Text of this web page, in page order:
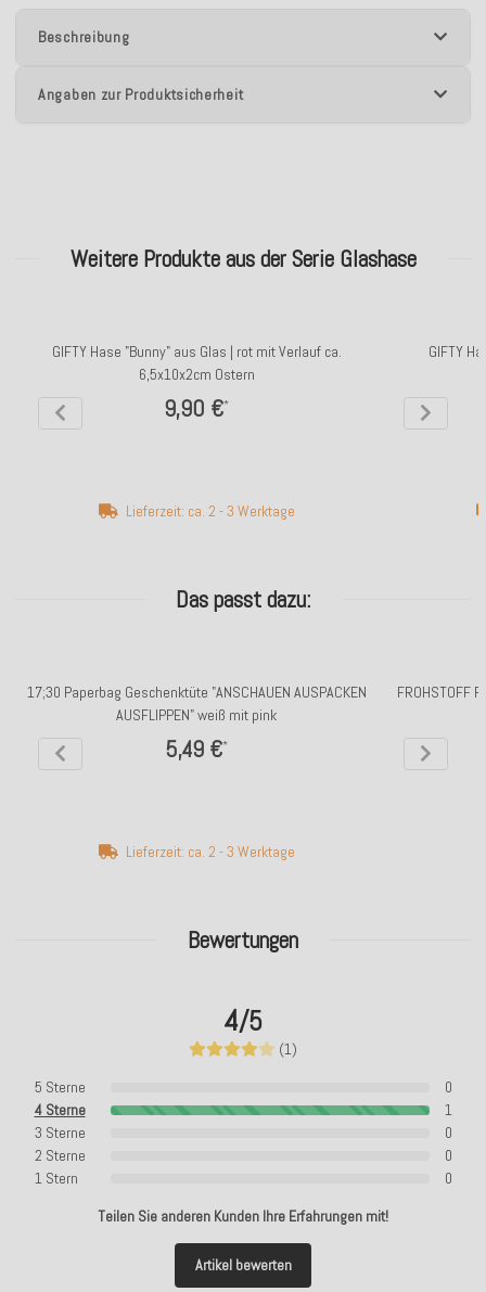
Beschreibung
Angaben zur Produktsicherheit
Bewertungen
4/5
(1)
5 Sterne
0
4 Sterne
1
3 Sterne
0
2 Sterne
0
1 Stern
0
Teilen Sie anderen Kunden Ihre Erfahrungen mit!
Artikel bewerten
Weitere Produkte aus der Serie Glashase
GIFTY Hase "Bunny" aus Glas | rot mit Verlauf ca.
6,5x10x2cm Ostern
9,90 €*
Lieferzeit: ca. 2 - 3 Werktage
GIFTY
Das passt dazu:
17;30 Paperbag Geschenktüte "ANSCHAUEN AUSPACKEN
AUSFLIPPEN" weiß mit pink
5,49 €*
Lieferzeit: ca. 2 - 3 Werktage
FROHSTOFF